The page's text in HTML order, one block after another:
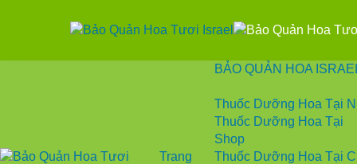
Trang
BẢO QUẢN HOA
Thuốc Dưỡng Hoa Tại
Thuốc Dưỡng Hoa Tại
Shop
Thuốc Dưỡng Hoa Tại